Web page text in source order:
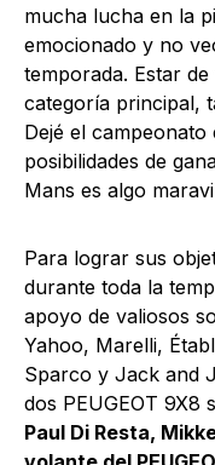
mucha lucha en la
emocionado y no
temporada. Estar
categoría principal,
Dejé el
posibilidades de
Mans es algo
Para lograr sus
durante toda la
apoyo de valiosos
Yahoo, Marelli,
Sparco y Jack and
dos PEUGEOT 9X8
Paul Di Resta,